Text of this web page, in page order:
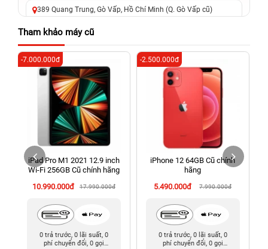
389 Quang Trung, Gò Vấp, Hồ Chí Minh (Q. Gò Vấp cũ)
625 - 625A Âu Cơ, Tân Phú, Hồ Chí Minh (Quận Tân Phú cũ)
326 Lê Văn Việt, Tăng Nhơn Phú, Hồ Chí Minh (Q.9 TP. Thủ
Đức cũ)
256 Võ Văn Ngân, Thủ Đức, Hồ Chí Minh (Bình Thọ, TP. Thủ
Đức Cũ)
70 Nguyễn An Ninh, Dĩ An, Hồ Chí Minh (Bình Dương Cũ)
24h Vũng Tàu: 162A Ba Cu, Vũng Tàu, Hồ Chí Minh (TP. Vũng
Tàu cũ)
198 Hoàng Văn Thụ, Tân Sơn Nhất, Hồ Chí Minh (Tân Bình
cũ)
Tham khảo máy cũ
iPad Pro M1 2021 12.9 inch
Wi‑Fi 256GB Cũ chính hãng
10.990.000đ
17.990.000đ
-7.000.000đ
0 trả trước, 0 lãi suất, 0
phí chuyển đổi, 0 gọi
iPhone 12 64GB Cũ chính
hãng
5.490.000đ
7.990.000đ
-2.500.000đ
0 trả trước, 0 lãi suất, 0
phí chuyển đổi, 0 gọi